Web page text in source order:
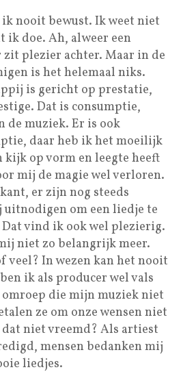
nooit bewust. Ik weet niet
ik doe. Ah, alweer een
plezier achter. Maar in de
is het helemaal niks.
is gericht op prestatie,
Dat is consumptie,
de muziek. Er is ook
daar heb ik het moeilijk
kijk op vorm en leegte heeft
mij de magie wel verloren.
er zijn nog steeds
uitnodigen om een liedje te
vind ik ook wel plezierig.
niet zo belangrijk meer.
veel? In wezen kan het nooit
ik als producer wel vals
die mijn muziek niet
ze om onze wensen niet
niet vreemd? Als artiest
mensen bedanken mij
liedjes.